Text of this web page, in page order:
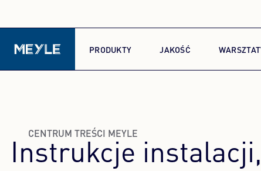
PRODUKTY JAKOŚĆ
CENTRUM TREŚCI MEYLE
Instrukcje